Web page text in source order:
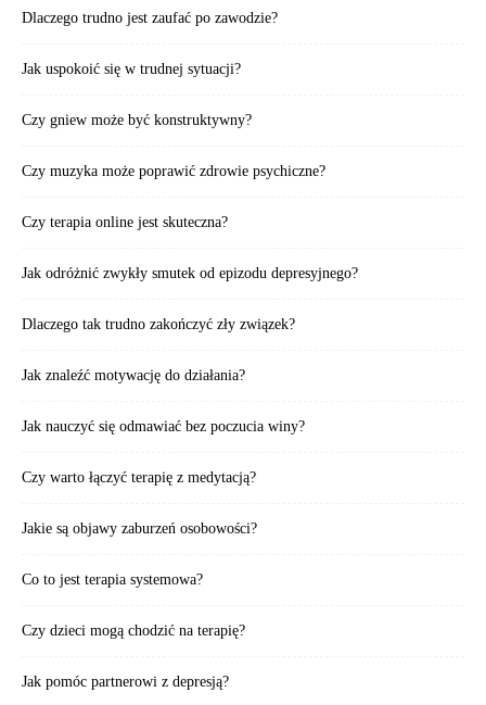
Dlaczego trudno jest zaufać po zawodzie?
Jak uspokoić się w trudnej sytuacji?
Czy gniew może być konstruktywny?
Czy muzyka może poprawić zdrowie psychiczne?
Czy terapia online jest skuteczna?
Jak odróżnić zwykły smutek od epizodu depresyjnego?
Dlaczego tak trudno zakończyć zły związek?
Jak znaleźć motywację do działania?
Jak nauczyć się odmawiać bez poczucia winy?
Czy warto łączyć terapię z medytacją?
Jakie są objawy zaburzeń osobowości?
Co to jest terapia systemowa?
Czy dzieci mogą chodzić na terapię?
Jak pomóc partnerowi z depresją?